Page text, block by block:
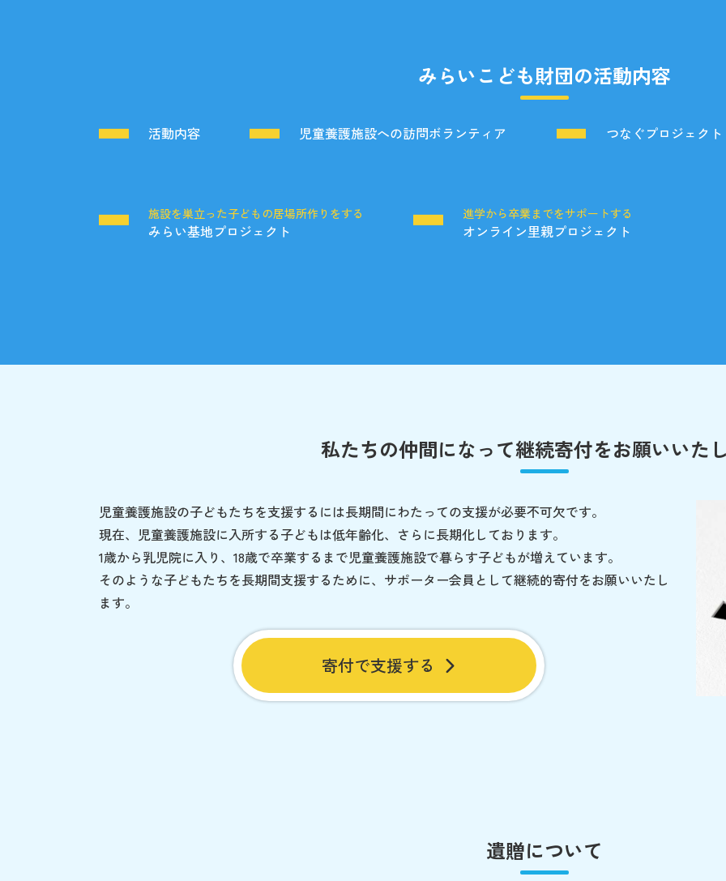
みらいこども財団の活動内容
活動内容 児童養護施設への訪問ボランティア つなぐプロジェクト
施設を巣立った子どもの居場所作りをする
みらい基地プロジェクト
進学から卒業までをサポートする
オンライン里親プロジェクト
私たちの仲間になって継続寄付をお願いいた
児童養護施設の子どもたちを支援するには長期間にわたっての支援が必要不可欠です。
現在、児童養護施設に入所する子どもは低年齢化、さらに長期化しております。
1歳から乳児院に入り、18歳で卒業するまで児童養護施設で暮らす子どもが増えています。
そのような子どもたちを長期間支援するために、サポーター会員として継続的寄付をお願いいたし
ます。
寄付で支援する
遺贈について